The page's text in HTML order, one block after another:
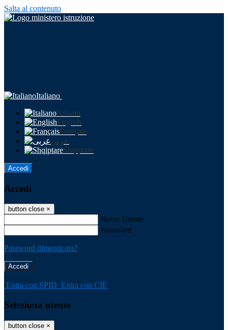
Salta al contenuto
Italiano
Italiano
English
Français
عربى
Shqiptare
Accedi
Accedi
button close ×
Nome Utente
Password
Password dimenticata?
-
Entra con SPID Entra con CIE
Seleziona utente
button close ×